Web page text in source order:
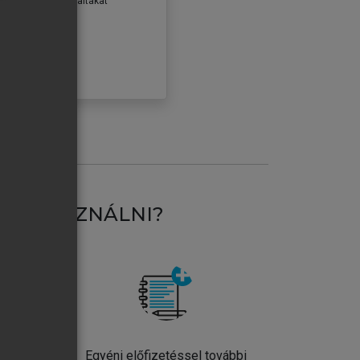
HASZNÁLNI?
Egyéni előfizetéssel további